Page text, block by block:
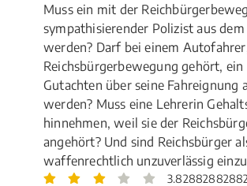
Muss ein mit der
sympathisierender Polizist aus
werden? Darf bei einem
Reichsbürgerbewegung gehört, ein
Gutachten über seine Fahreignung
werden? Muss eine Lehrerin
hinnehmen, weil sie der
angehört? Und sind Reichsbürger
waffenrechtlich unzuverlässig